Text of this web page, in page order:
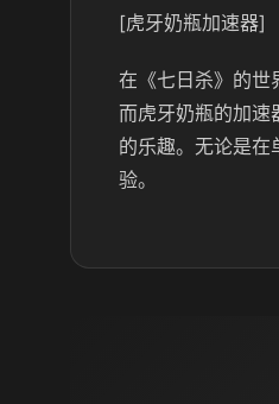
[虎牙奶瓶加速器]
在《七日杀》的世
而虎牙奶瓶的加
的乐趣。无论是在
验。